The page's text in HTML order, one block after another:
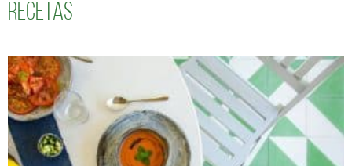
recetas